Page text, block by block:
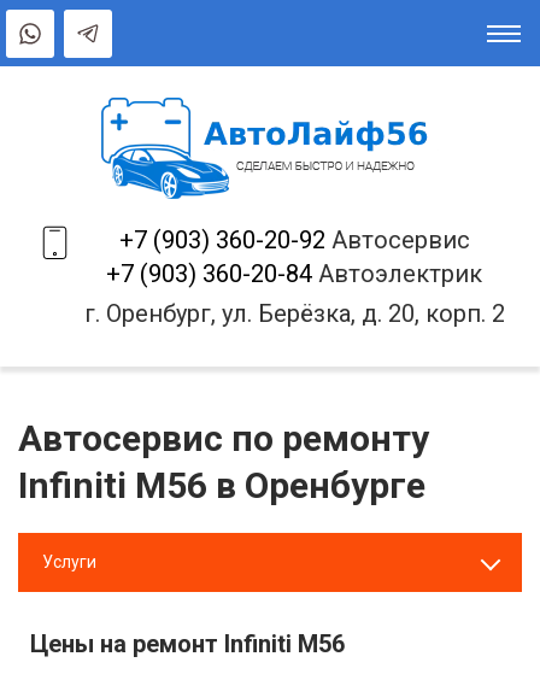
+7 (903) 360-20-92 Автосервис
+7 (903) 360-20-84 Автоэлектрик
г. Оренбург, ул. Берёзка, д. 20, корп. 2
Автосервис по ремонту
Infiniti M56 в Оренбурге
Услуги
Цены на ремонт Infiniti M56